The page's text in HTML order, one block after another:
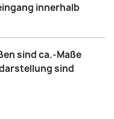
innerhalb
sind ca.-Maße
sind